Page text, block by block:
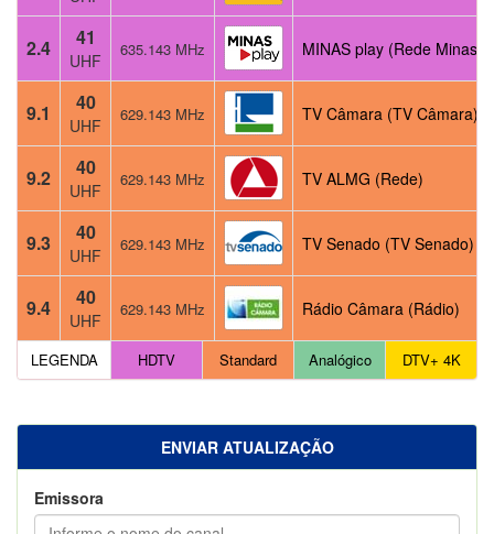
2.4 41
UHF
635.143 MHz MINAS play (Rede Minas)
9.1 40
UHF
629.143 MHz TV Câmara (TV Câmara)
9.2 40
UHF
629.143 MHz TV ALMG (Rede)
9.3 40
UHF
629.143 MHz TV Senado (TV Senado)
9.4 40
UHF
629.143 MHz Rádio Câmara (Rádio)
LEGENDA HDTV Standard Analógico DTV+ 4K
ENVIAR ATUALIZAÇÃO
Emissora